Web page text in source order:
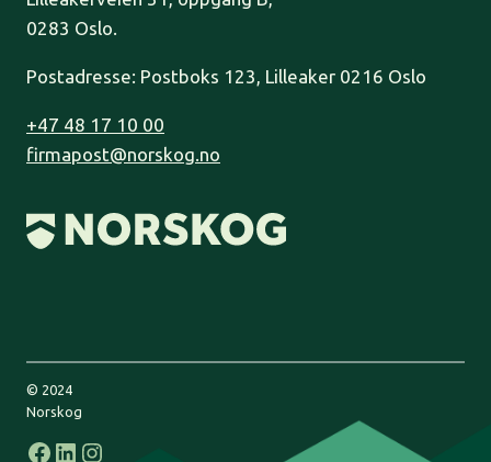
0283 Oslo.
Postadresse: Postboks 123, Lilleaker 0216 Oslo
+47 48 17 10 00
firmapost@norskog.no
© 2024
Norskog
Facebook
LinkedIn
Instagram